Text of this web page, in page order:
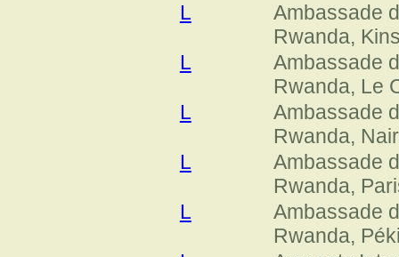
L
Ambassade
Rwanda,
L
Ambassade
Rwanda, Le
L
Ambassade
Rwanda,
L
Ambassade
Rwanda,
L
Ambassade
Rwanda,